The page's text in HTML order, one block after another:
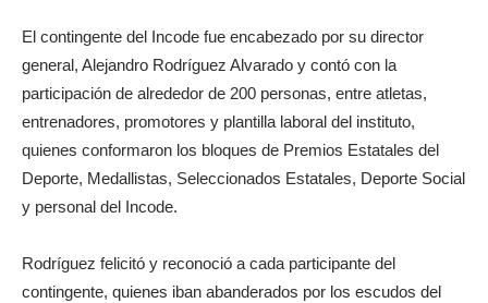
El contingente del Incode fue encabezado por su director
general, Alejandro Rodríguez Alvarado y contó con la
participación de alrededor de 200 personas, entre atletas,
entrenadores, promotores y plantilla laboral del instituto,
quienes conformaron los bloques de Premios Estatales del
Deporte, Medallistas, Seleccionados Estatales, Deporte Social
y personal del Incode.
Rodríguez felicitó y reconoció a cada participante del
contingente, quienes iban abanderados por los escudos del